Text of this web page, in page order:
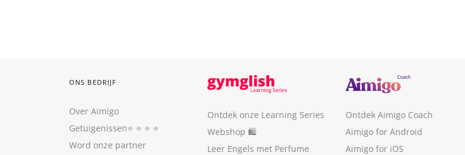
ONS BEDRIJF
Over Aimigo
Getuigenissen⭐️ ⭐️ ⭐️ ⭐️
Word onze partner
Ontdek onze Learning Series
Webshop 🛍
Leer Engels met Perfume
Ontdek Aimigo Coach
Aimigo for Android
Aimigo for iOS